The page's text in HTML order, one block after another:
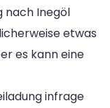
nach Inegöl
etwas
es kann eine
infrage